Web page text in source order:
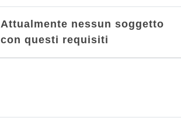
Attualmente nessun soggetto
con questi requisiti